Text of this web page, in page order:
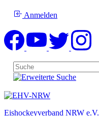
Anmelden
Eishockeyverband NRW e.V.